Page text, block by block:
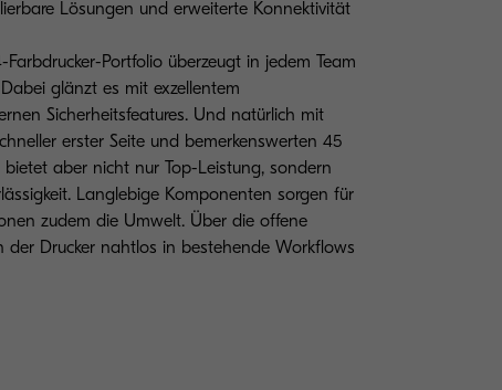
Lösungen und erweiterte Konnektivität
Portfolio überzeugt in jedem Team
glänzt es mit exzellentem
Sicherheitsfeatures. Und natürlich mit
erster Seite und bemerkenswerten 45
aber nicht nur Top-Leistung, sondern
Langlebige Komponenten sorgen für
zudem die Umwelt. Über die offene
der Drucker nahtlos in bestehende Workflows